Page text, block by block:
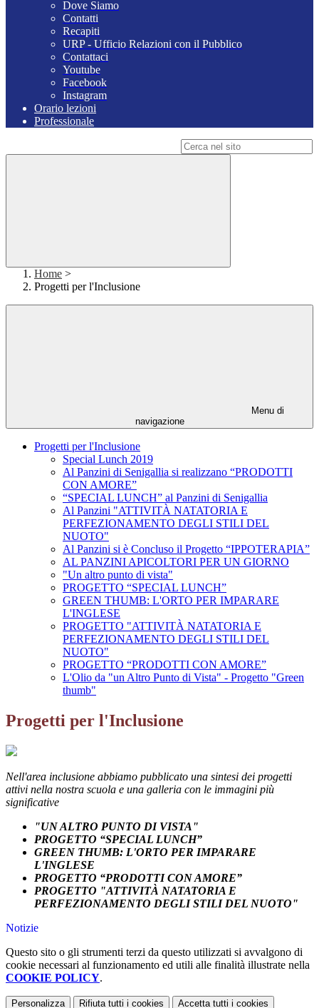
Dove Siamo
Contatti
Recapiti
URP - Ufficio Relazioni con il Pubblico
Contattaci
Youtube
Facebook
Instagram
Orario lezioni
Professionale
Home >
Progetti per l'Inclusione
Menu di
navigazione
Progetti per l'Inclusione
Special Lunch 2019
Al Panzini di Senigallia si realizzano “PRODOTTI
CON AMORE”
“SPECIAL LUNCH” al Panzini di Senigallia
Al Panzini "ATTIVITÀ NATATORIA E
PERFEZIONAMENTO DEGLI STILI DEL
NUOTO"
Al Panzini si è Concluso il Progetto “IPPOTERAPIA”
AL PANZINI APICOLTORI PER UN GIORNO
"Un altro punto di vista"
PROGETTO “SPECIAL LUNCH”
GREEN THUMB: L'ORTO PER IMPARARE
L'INGLESE
PROGETTO "ATTIVITÀ NATATORIA E
PERFEZIONAMENTO DEGLI STILI DEL
NUOTO"
PROGETTO “PRODOTTI CON AMORE”
L'Olio da "un Altro Punto di Vista" - Progetto "Green
thumb"
Progetti per l'Inclusione
Nell'area inclusione abbiamo pubblicato una sintesi dei progetti
attivi nella nostra scuola e una galleria con le immagini più
significative
"UN ALTRO PUNTO DI VISTA"
PROGETTO “SPECIAL LUNCH”
GREEN THUMB: L'ORTO PER IMPARARE
L'INGLESE
PROGETTO “PRODOTTI CON AMORE”
PROGETTO "ATTIVITÀ NATATORIA E
PERFEZIONAMENTO DEGLI STILI DEL NUOTO"
Notizie
Questo sito o gli strumenti terzi da questo utilizzati si avvalgono di
cookie necessari al funzionamento ed utili alle finalità illustrate nella
COOKIE POLICY.
Personalizza Rifiuta tutti i cookies Accetta tutti i cookies